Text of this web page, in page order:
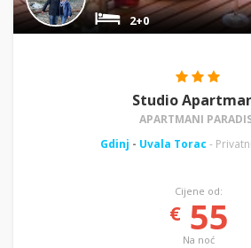
2+0
Studio
APARTMANI
Gdinj - Uvala Torac -
Cijene od:
€55
Na noć